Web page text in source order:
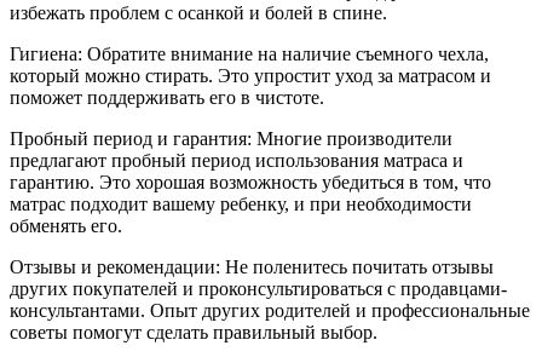
избежать проблем с осанкой и болей в спине.
Гигиена: Обратите внимание на наличие съемного чехла,
который можно стирать. Это упростит уход за матрасом и
поможет поддерживать его в чистоте.
Пробный период и гарантия: Многие производители
предлагают пробный период использования матраса и
гарантию. Это хорошая возможность убедиться в том, что
матрас подходит вашему ребенку, и при необходимости
обменять его.
Отзывы и рекомендации: Не поленитесь почитать отзывы
других покупателей и проконсультироваться с продавцами-
консультантами. Опыт других родителей и профессиональные
советы помогут сделать правильный выбор.